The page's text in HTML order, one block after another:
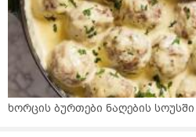
ხორცის ბურთები ნაღების